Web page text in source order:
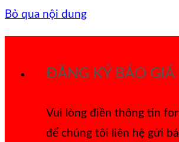
Bỏ qua nội dung
ĐĂNG KÝ BÁO GIÁ
Vui lòng điền thông tin
để chúng tôi liên hệ gửi